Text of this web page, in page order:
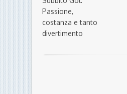
Passione,
costanza e tanto
divertimento